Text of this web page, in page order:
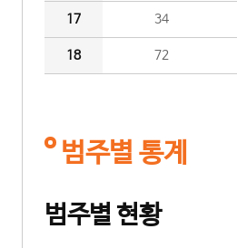
17 34
18 72
범주별 통계
범주별 현황